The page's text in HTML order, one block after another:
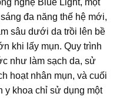
đa năng thế hệ mới,
sâu dưới da trồi lên bề
khi lấy mụn. Quy trình
như làm sạch da, sử
hoạt nhân mụn, và cuối
y khoa chỉ sử dụng một